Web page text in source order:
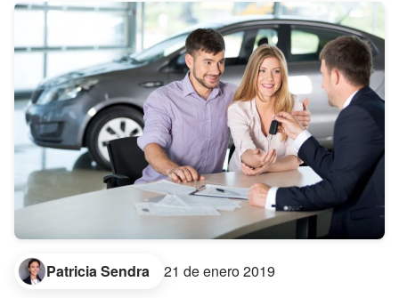
Patricia Sendra 21 de enero 2019